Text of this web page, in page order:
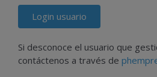
Login usuario
Si desconoce el usuario que
contáctenos a través de